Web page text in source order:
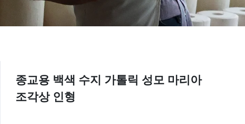
종교용 백색 수지 가톨릭 성모 마리아
조각상 인형